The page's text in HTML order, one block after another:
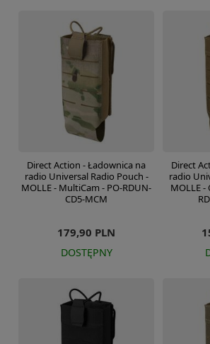
Direct Action - Ładownica na
radio Universal Radio Pouch -
MOLLE - MultiCam - PO-RDUN-
CD5-MCM
179,90 PLN
DOSTĘPNY
Direct
radio
MOLLE